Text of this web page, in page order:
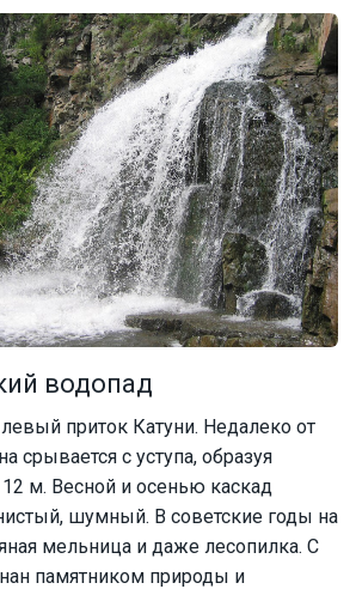
водопад
приток Катуни. Недалеко от
срывается с уступа, образуя
м. Весной и осенью каскад
шумный. В советские годы на
мельница и даже лесопилка. С
памятником природы и